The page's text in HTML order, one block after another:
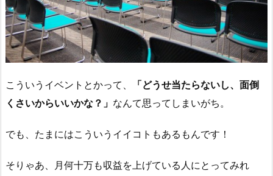
こういうイベントとかって、
「どうせ当たらないし、面倒
くさいからいいかな？」 なんて思ってしまいがち。
でも、たまにはこういうイイコトもあるもんです！
そりゃあ、月何十万も収益を上げている人にとってみれ